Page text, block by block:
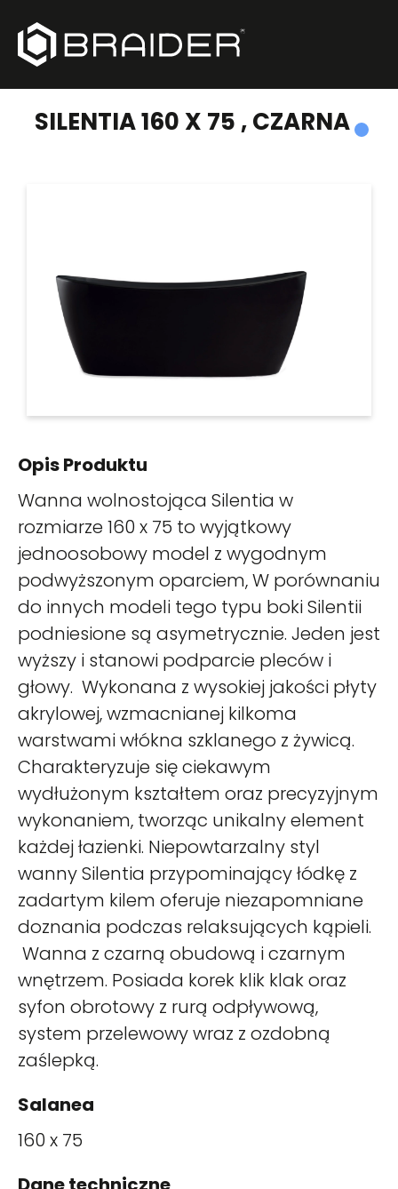
SILENTIA 160 X 75 , CZARNA
Opis Produktu
Wanna wolnostojąca Silentia w
rozmiarze 160 x 75 to wyjątkowy
jednoosobowy model z wygodnym
podwyższonym oparciem, W porównaniu
do innych modeli tego typu boki Silentii
podniesione są asymetrycznie. Jeden jest
wyższy i stanowi podparcie pleców i
głowy. Wykonana z wysokiej jakości płyty
akrylowej, wzmacnianej kilkoma
warstwami włókna szklanego z żywicą.
Charakteryzuje się ciekawym
wydłużonym kształtem oraz precyzyjnym
wykonaniem, tworząc unikalny element
każdej łazienki. Niepowtarzalny styl
wanny Silentia przypominający łódkę z
zadartym kilem oferuje niezapomniane
doznania podczas relaksujących kąpieli.
Wanna z czarną obudową i czarnym
wnętrzem. Posiada korek klik klak oraz
syfon obrotowy z rurą odpływową,
system przelewowy wraz z ozdobną
zaślepką.
Salanea
160 x 75